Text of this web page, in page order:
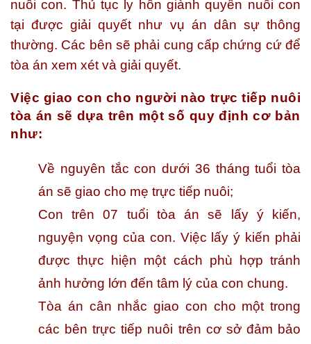
nuôi con. Thủ tục ly hôn giành quyền nuôi con
tại được giải quyết như vụ án dân sự thông
thường. Các bên sẽ phải cung cấp chứng cứ để
tòa án xem xét và giải quyết.
Việc giao con cho người nào trực tiếp nuôi
tòa án sẽ dựa trên một số quy định cơ bản
như:
Về nguyên tắc con dưới 36 tháng tuổi tòa
án sẽ giao cho mẹ trực tiếp nuôi;
Con trên 07 tuổi tòa án sẽ lấy ý kiến,
nguyện vọng của con. Việc lấy ý kiến phải
được thực hiện một cách phù hợp tránh
ảnh hưởng lớn đến tâm lý của con chung.
Tòa án cân nhắc giao con cho một trong
các bên trực tiếp nuôi trên cơ sở đảm bảo